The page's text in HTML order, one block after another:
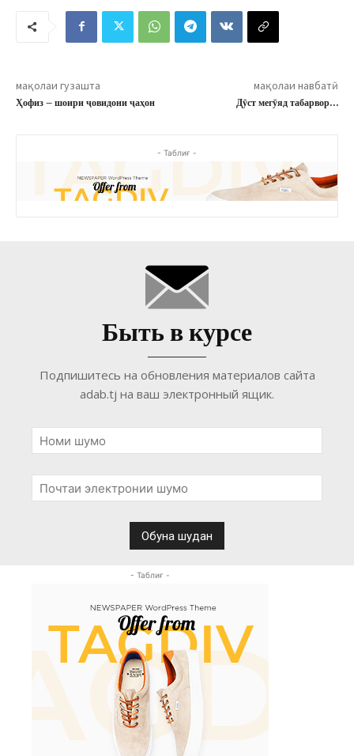
мақолаи гузашта
Ҳофиз – шоири ҷовидони ҷаҳон
мақолаи навбатӣ
Дӯст мегӯяд табарвор…
- Таблиғ -
Быть в курсе
Подпишитесь на обновления материалов сайта
adab.tj на ваш электронный ящик.
- Таблиғ -